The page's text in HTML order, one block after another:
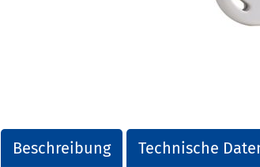
Beschreibung Technische